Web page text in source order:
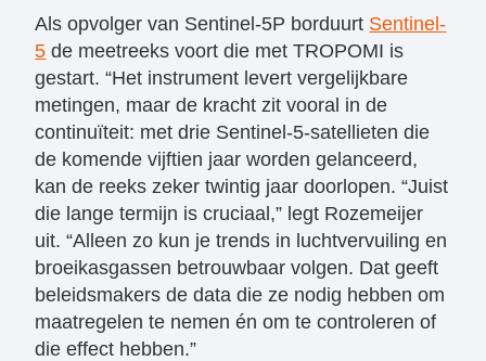
Als opvolger van Sentinel-5P borduurt Sentinel-
5 de meetreeks voort die met TROPOMI is
gestart. “Het instrument levert vergelijkbare
metingen, maar de kracht zit vooral in de
continuïteit: met drie Sentinel-5-satellieten die
de komende vijftien jaar worden gelanceerd,
kan de reeks zeker twintig jaar doorlopen. “Juist
die lange termijn is cruciaal,” legt Rozemeijer
uit. “Alleen zo kun je trends in luchtvervuiling en
broeikasgassen betrouwbaar volgen. Dat geeft
beleidsmakers de data die ze nodig hebben om
maatregelen te nemen én om te controleren of
die effect hebben.”